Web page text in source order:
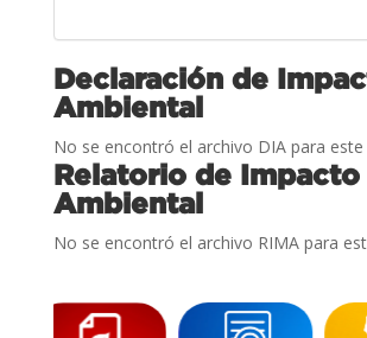
Declaración de
Ambiental
No se encontró el archivo DIA para este
Relatorio de Impacto
Ambiental
No se encontró el archivo RIMA para